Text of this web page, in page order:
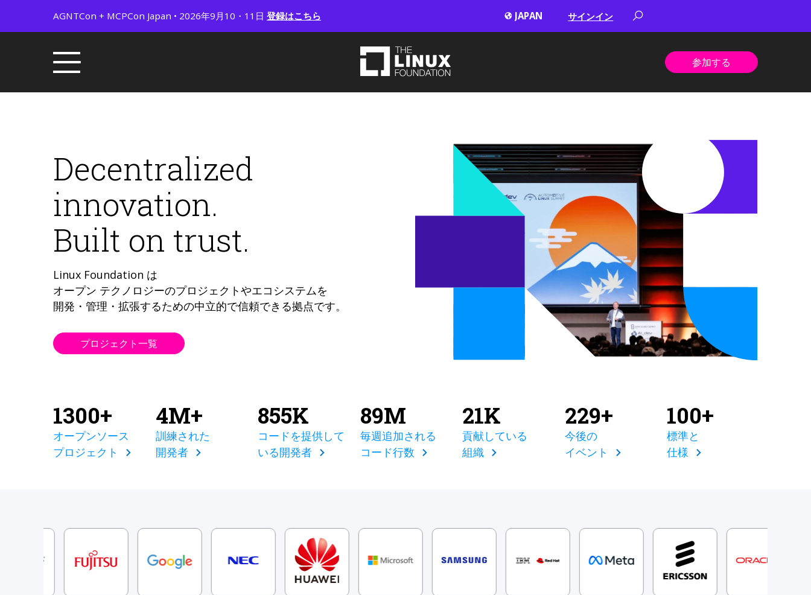
AGNTCon + MCPCon Japan • 2026年9月10・11日 登録はこちら サインイン
参加する
Decentralized
innovation.
Built on trust.
Linux Foundation は
オープン テクノロジーのプロジェクトやエコシステムを
開発・管理・拡張するための中立的で信頼できる拠点です。
プロジェクト一覧
1300+
オープンソース
プロジェクト
4M+
訓練された
開発者
855K
コードを提供して
いる開発者
89M
毎週追加される
コード行数
21K
貢献している
組織
229+
今後の
イベント
100+
標準と
仕様